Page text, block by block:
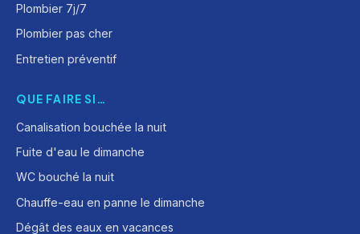
Plombier 7j/7
Plombier pas cher
Entretien préventif
QUE FAIRE SI…
Canalisation bouchée la nuit
Fuite d'eau le dimanche
WC bouché la nuit
Chauffe-eau en panne le dimanche
Dégât des eaux en vacances